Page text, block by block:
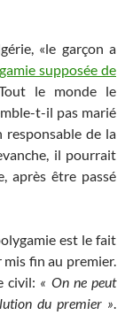
«le garçon a
supposée de
le monde le
t-il pas marié
responsable de la
il pourrait
après être passé
est le fait
fin au premier.
civil: « On ne peut
du premier ».